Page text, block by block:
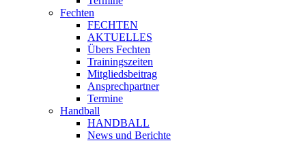
Fechten
FECHTEN
AKTUELLES
Übers Fechten
Trainingszeiten
Mitgliedsbeitrag
Ansprechpartner
Termine
Handball
HANDBALL
News und Berichte